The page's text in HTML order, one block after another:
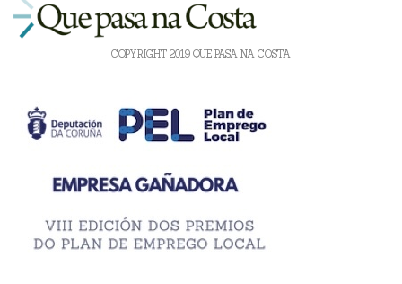
COPYRIGHT 2019 QUE PASA NA COSTA